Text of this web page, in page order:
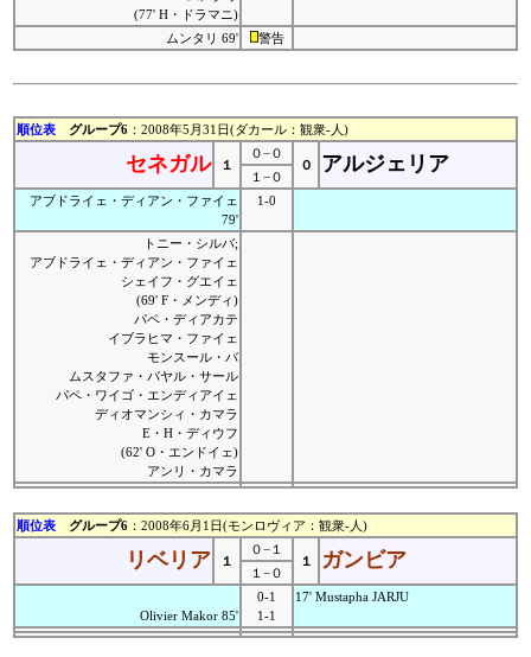
(77' H・ドラマニ)
ムンタリ 69'
警告
順位表 グループ6 ：2008年5月31日(ダカール：観衆-人)
セネガル １
０−０
０
アルジェリア
１−０
アブドライェ・ディアン・ファイェ
79'
1-0
トニー・シルバ;
アブドライェ・ディアン・ファイェ
シェイフ・グエイェ
(69' F・メンディ)
パペ・ディアカテ
イブラヒマ・ファイェ
モンスール・バ
ムスタファ・バヤル・サール
パペ・ワイゴ・エンディアイェ
ディオマンシィ・カマラ
E・H・ディウフ
(62' O・エンドイェ)
アンリ・カマラ
順位表 グループ6 ：2008年6月1日(モンロヴィア：観衆-人)
リベリア １
０−１
１
ガンビア
１−０
Olivier Makor 85'
0-1
1-1
17' Mustapha JARJU